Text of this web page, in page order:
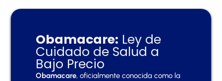
Obamacare: Ley de
Cuidado de Salud a
Bajo Precio
Obamacare, oficialmente conocida como la